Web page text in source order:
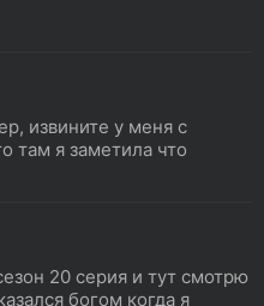
извините у меня с
там я заметила что
20 серия и тут смотрю
богом когда я